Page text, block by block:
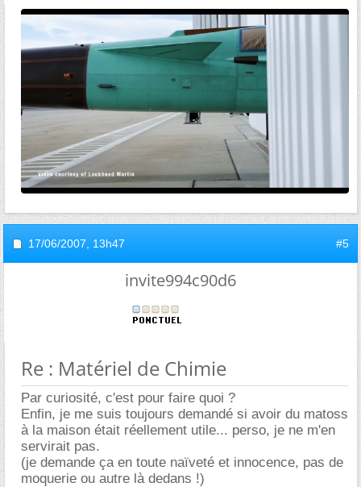
17/06/2007, 13h47 #5
invite994c90d6
Re : Matériel de Chimie
Par curiosité, c'est pour faire quoi ?
Enfin, je me suis toujours demandé si avoir du matoss
à la maison était réellement utile... perso, je ne m'en
servirait pas.
(je demande ça en toute naïveté et innocence, pas de
moquerie ou autre là dedans !)